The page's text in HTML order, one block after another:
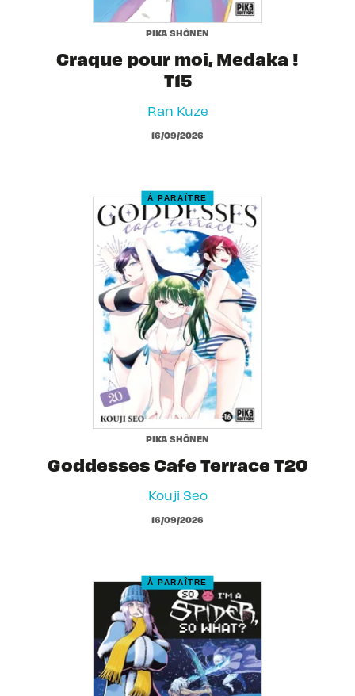
PIKA SHÔNEN
Craque pour moi, Medaka !
T15
Ran Kuze
16/09/2026
À PARAÎTRE
PIKA SHÔNEN
Goddesses Cafe Terrace T20
Kouji Seo
16/09/2026
À PARAÎTRE